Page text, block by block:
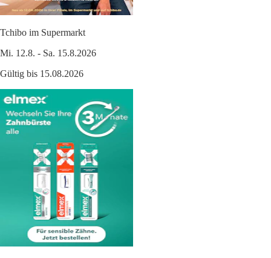
Tchibo im Supermarkt
Mi. 12.8. - Sa. 15.8.2026
Gültig bis 15.08.2026